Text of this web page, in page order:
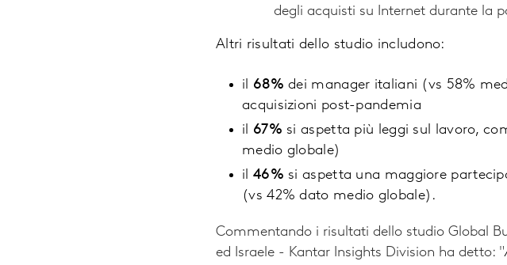
degli acquisti su Internet durante la
Altri risultati dello studio includono:
il 68% dei manager italiani (vs 58%
acquisizioni post-pandemia
il 67% si aspetta più leggi sul lavoro,
medio globale)
il 46% si aspetta una maggiore
(vs 42% dato medio globale).
Commentando i risultati dello studio Global
ed Israele - Kantar Insights Division ha detto: "